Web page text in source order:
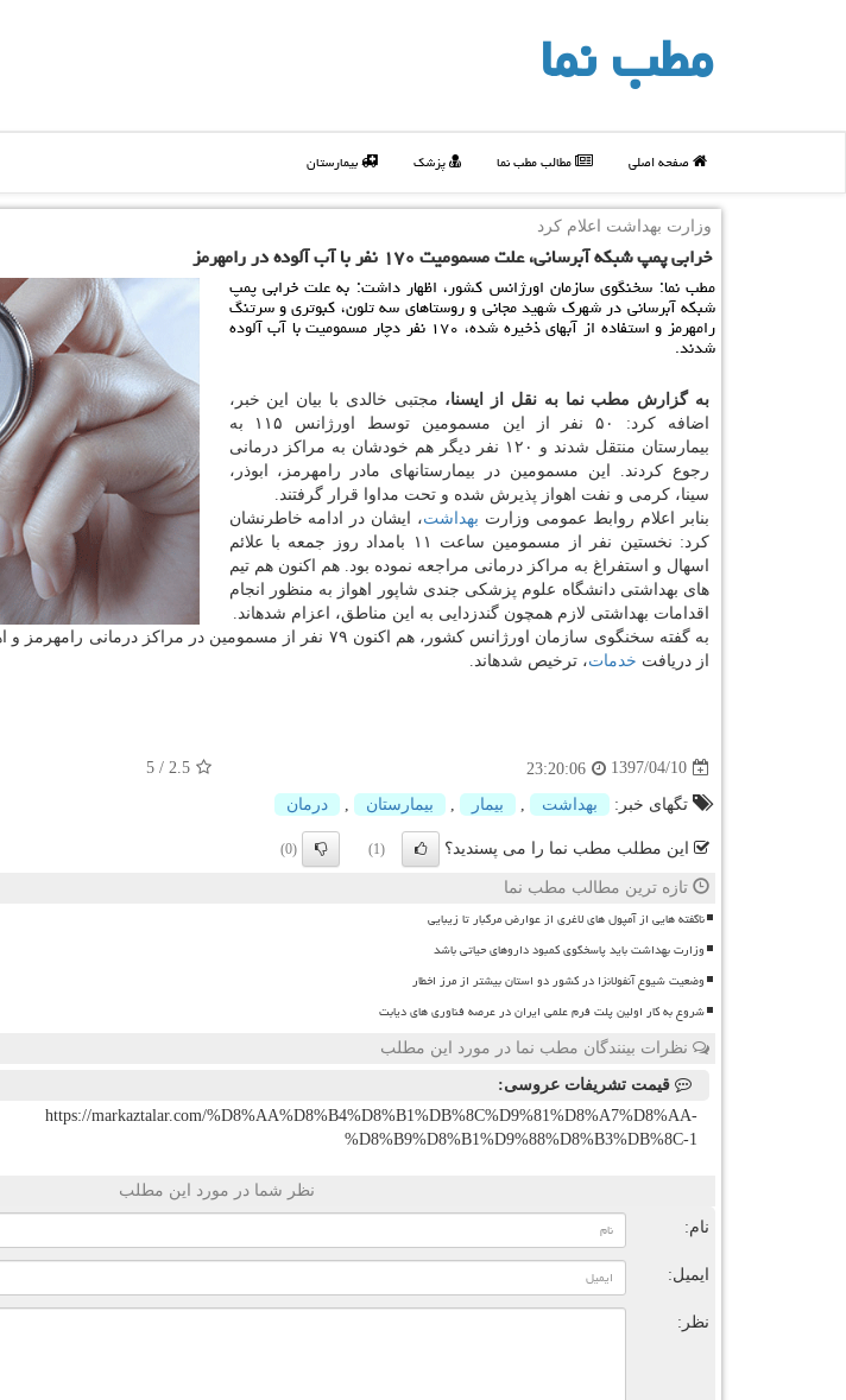
مطب نما
صفحه اصلی مطالب مطب نما پزشک بیمارستان
وزارت بهداشت اعلام كرد
خرابی پمپ شبكه آبرسانی، علت مسمومیت ۱۷۰ نفر با آب آلوده در رامهرمز
مطب نما: سخنگوی سازمان اورژانس كشور، اظهار داشت: به علت خرابی پمپ
شبكه آبرسانی در شهرك شهید مجانی و روستاهای سه تلون، كبوتری و سرتنگ
رامهرمز و استفاده از آبهای ذخیره شده، ۱۷۰ نفر دچار مسمومیت با آب آلوده
شدند.
به گزارش مطب نما به نقل از ایسنا، مجتبی خالدی با بیان این خبر،
اضافه كرد: ۵۰ نفر از این مسمومین توسط اورژانس ۱۱۵ به
بیمارستان منتقل شدند و ۱۲۰ نفر دیگر هم خودشان به مراكز درمانی
رجوع كردند. این مسمومین در بیمارستانهای مادر رامهرمز، ابوذر،
سینا، كرمی و نفت اهواز پذیرش شده و تحت مداوا قرار گرفتند.
بنابر اعلام روابط عمومی وزارت بهداشت، ایشان در ادامه خاطرنشان
كرد: نخستین نفر از مسمومین ساعت ۱۱ بامداد روز جمعه با علائم
اسهال و استفراغ به مراكز درمانی مراجعه نموده بود. هم اكنون هم تیم
های بهداشتی دانشگاه علوم پزشكی جندی شاپور اهواز به منظور انجام
اقدامات بهداشتی لازم همچون گندزدایی به این مناطق، اعزام شدهاند.
به گفته سخنگوی سازمان اورژانس كشور، هم اكنون ۷۹ نفر از مسمومین در
از دریافت خدمات، ترخیص شدهاند.
1397/04/10
23:20:06
2.5
/
5
تگهای خبر: بهداشت بیمار بیمارستان درمان
این مطلب مطب نما را می پسندید؟ (1)
(0)
تازه ترین مطالب مطب نما
ناگفته هایی از آمپول های لاغری از عوارض مرگبار تا زیبایی
وزارت بهداشت باید پاسخگوی کمبود داروهای حیاتی باشد
وضعیت شیوع آنفولانزا در کشور دو استان بیشتر از مرز اخطار
شروع به کار اولین پلت فرم علمی ایران در عرصه فناوری های دیابت
نظرات بینندگان مطب نما در مورد این مطلب
قیمت تشریفات عروسی:
https://markaztalar.com/%D8%AA%D8%B4%D8%B1%DB%8C%D9%81%D8%A7%D8%AA-
%D8%B9%D8%B1%D9%88%D8%B3%DB%8C-1
نظر شما در مورد این مطلب
نام:
ایمیل:
نظر: